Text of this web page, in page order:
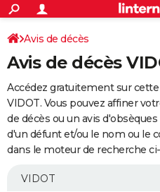
ACTUALITÉS
Politique
Société
Faits Divers
Education
Monde
Villes
+
SPORT
Coupe du monde 2026
Football
Tennis
Cyclisme
Rugby
Forum
Programme TV
TNT
Streaming
Cinéma
Sorties cinéma
Musique
+
FINANCE
Retraite
Impôts
Epargne
Immobilier
Risques naturels par ville
Banque
Assurance
Crédit
AUTO
Essais
Réserver un essai
Citadines
Berlines
SUV
Forum auto
+
Mobiles
Meilleur smartphone
Internet
Ordinateurs
Jeux vidéo
Guide high-tech
Avis de décès
Avis de décès
Accédez gratuitement sur
VIDOT. Vous pouvez affiner
de décès ou un avis
d'un défunt et/ou le nom ou le
dans le moteur de recherche